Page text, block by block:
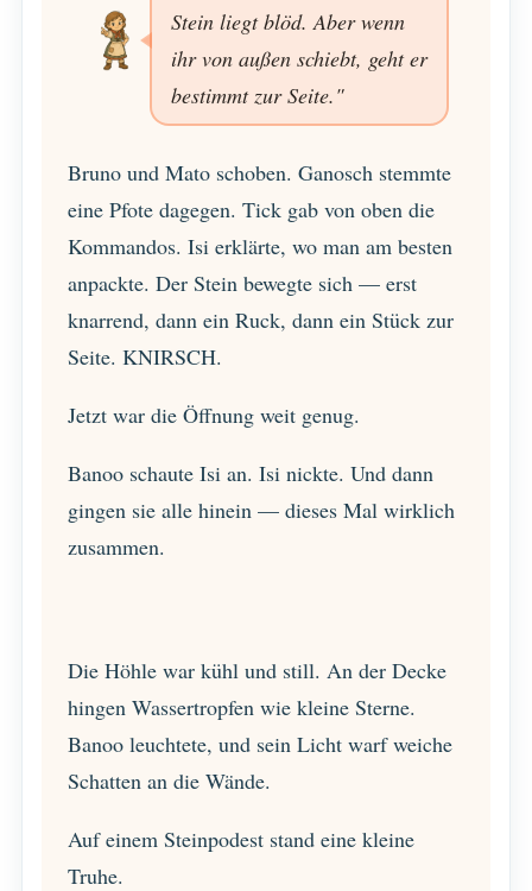
Stein liegt blöd. Aber wenn
ihr von außen schiebt, geht er
bestimmt zur Seite."
Bruno und Mato schoben. Ganosch stemmte
eine Pfote dagegen. Tick gab von oben die
Kommandos. Isi erklärte, wo man am besten
anpackte. Der Stein bewegte sich — erst
knarrend, dann ein Ruck, dann ein Stück zur
Seite. KNIRSCH.
Jetzt war die Öffnung weit genug.
Banoo schaute Isi an. Isi nickte. Und dann
gingen sie alle hinein — dieses Mal wirklich
zusammen.
Die Höhle war kühl und still. An der Decke
hingen Wassertropfen wie kleine Sterne.
Banoo leuchtete, und sein Licht warf weiche
Schatten an die Wände.
Auf einem Steinpodest stand eine kleine
Truhe.